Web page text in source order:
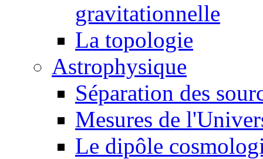
gravitationnelle
La topologie
Astrophysique
Séparation des
Mesures de
Le dipôle